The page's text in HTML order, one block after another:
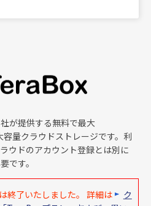
が提供する無料で最大
量クラウドストレージです。利
ウドのアカウント登録とは別に
です。
終了いたしました。 詳細は
ク